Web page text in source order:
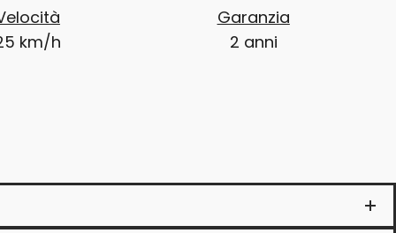
km/h
Garanzia
2 anni